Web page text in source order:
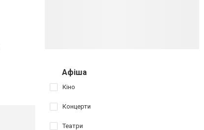
Афіша
Кіно
Концерти
Театри